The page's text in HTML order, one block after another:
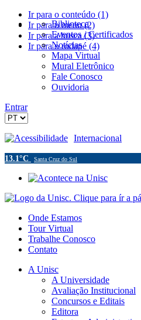
Ir para o conteúdo (1)
Ir para o menu (2)
Ir para a busca (3)
Ir para o rodapé (4)
Biblioteca
Eventos / Certificados
Notícias
Mapa Virtual
Mural Eletrônico
Fale Conosco
Ouvidoria
Entrar
Acessibilidade Internacional
13.1°C Santa Cruz do Sul
Onde Estamos
Tour Virtual
Trabalhe Conosco
Contato
A Unisc
A Universidade
Avaliação Institucional
Concursos e Editais
Editora